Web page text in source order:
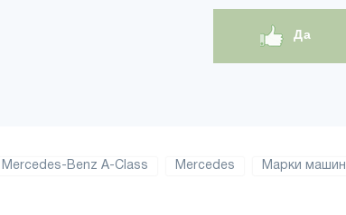
Да
Mercedes-Benz A-Class Mercedes Марки машин